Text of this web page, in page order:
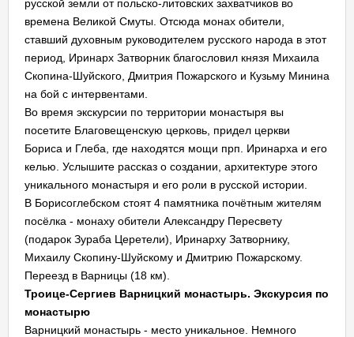
русской земли от польско-литовских захватчиков во
времена Великой Смуты. Отсюда монах обители,
ставший духовным руководителем русского народа в этот
период, Иринарх Затворник благословил князя Михаила
Скопина-Шуйского, Дмитрия Пожарского и Кузьму Минина
на бой с интервентами.
Во время экскурсии по территории монастыря вы
посетите Благовещенскую церковь, придел церкви
Бориса и Глеба, где находятся мощи прп. Иринарха и его
келью. Услышите рассказ о создании, архитектуре этого
уникального монастыря и его роли в русской истории.
В Борисоглебском стоят 4 памятника почётным жителям
посёлка - монаху обители Александру Пересвету
(подарок Зураба Церетели), Иринарху Затворнику,
Михаилу Скопину-Шуйскому и Дмитрию Пожарскому.
Переезд в Варницы (18 км).
Троице-Сергиев Варницкий монастырь. Экскурсия по
монастырю
Варницкий монастырь - место уникальное. Немного